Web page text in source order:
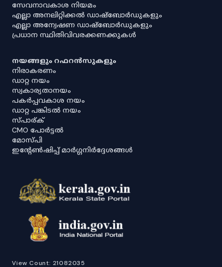
സേവനാവകാശ നിയമം
എല്ലാ അനലിറ്റിക്കൽ ഡാഷ്‌ബോർഡുകളും
എല്ലാ അന്വേഷണ ഡാഷ്‌ബോർഡുകളും
പ്രധാന സ്ഥിതിവിവരക്കണക്കുകൾ
നയങ്ങളും റഫറൻസുകളും
നിരാകരണം
ഡാറ്റ നയം
സ്വകാര്യതാനയം
പകർപ്പവകാശ നയം
ഡാറ്റ പങ്കിടൽ നയം
സ്പാര്ക്
CMO പോർട്ടൽ
മോസ്പി
ഇൻ്റേൺഷിപ്പ് മാർഗ്ഗനിർദ്ദേശങ്ങൾ
View Count: 21082035